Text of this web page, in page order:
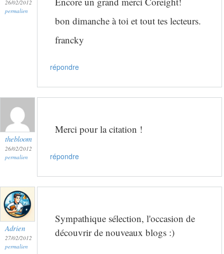
26/02/2012
permalien
bon dimanche à toi et tout tes lecteurs.
francky
répondre
thebloom
26/02/2012
permalien
Merci pour la citation !
répondre
Adrien
27/02/2012
permalien
Sympathique sélection, l'occasion de
découvrir de nouveaux blogs :)